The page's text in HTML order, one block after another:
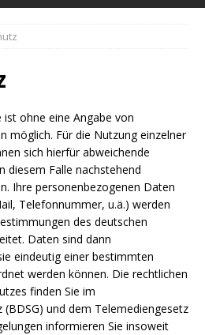
ohne eine Angabe von
möglich. Für die Nutzung einzelner
sich hierfür abweichende
diesem Falle nachstehend
Ihre personenbezogenen Daten
Telefonnummer, u.ä.) werden
des deutschen
Daten sind dann
eindeutig einer bestimmten
werden können. Die rechtlichen
finden Sie im
und dem Telemediengesetz
informieren Sie insoweit